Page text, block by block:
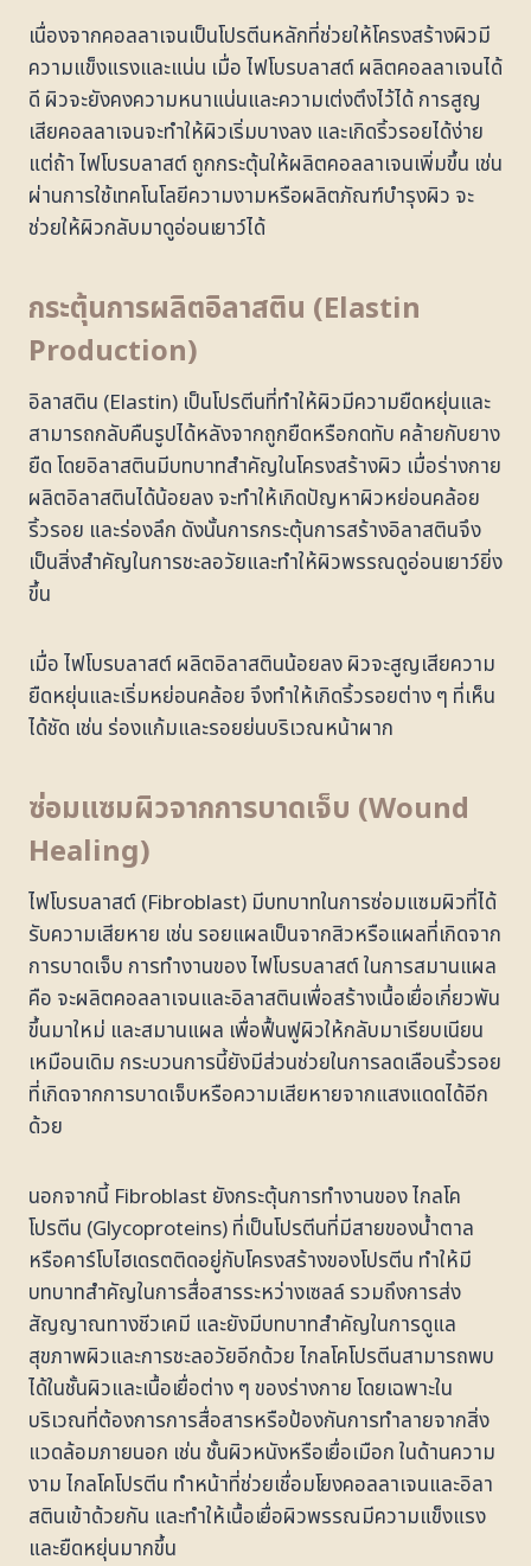
เนื่องจากคอลลาเจนเป็นโปรตีนหลักที่ช่วยให้โครงสร้างผิวมี
ความแข็งแรงและแน่น เมื่อ ไฟโบรบลาสต์ ผลิตคอลลาเจนได้
ดี ผิวจะยังคงความหนาแน่นและความเต่งตึงไว้ได้ การสูญ
เสียคอลลาเจนจะทำให้ผิวเริ่มบางลง และเกิดริ้วรอยได้ง่าย
แต่ถ้า ไฟโบรบลาสต์ ถูกกระตุ้นให้ผลิตคอลลาเจนเพิ่มขึ้น เช่น
ผ่านการใช้เทคโนโลยีความงามหรือผลิตภัณฑ์บำรุงผิว จะ
ช่วยให้ผิวกลับมาดูอ่อนเยาว์ได้
กระตุ้นการผลิตอิลาสติน (Elastin
Production)
อิลาสติน (Elastin) เป็นโปรตีนที่ทำให้ผิวมีความยืดหยุ่นและ
สามารถกลับคืนรูปได้หลังจากถูกยืดหรือกดทับ คล้ายกับยาง
ยืด โดยอิลาสตินมีบทบาทสำคัญในโครงสร้างผิว เมื่อร่างกาย
ผลิตอิลาสตินได้น้อยลง จะทำให้เกิดปัญหาผิวหย่อนคล้อย
ริ้วรอย และร่องลึก ดังนั้นการกระตุ้นการสร้างอิลาสตินจึง
เป็นสิ่งสำคัญในการชะลอวัยและทำให้ผิวพรรณดูอ่อนเยาว์ยิ่ง
ขึ้น
เมื่อ ไฟโบรบลาสต์ ผลิตอิลาสตินน้อยลง ผิวจะสูญเสียความ
ยืดหยุ่นและเริ่มหย่อนคล้อย จึงทำให้เกิดริ้วรอยต่าง ๆ ที่เห็น
ได้ชัด เช่น ร่องแก้มและรอยย่นบริเวณหน้าผาก
ซ่อมแซมผิวจากการบาดเจ็บ (Wound
Healing)
ไฟโบรบลาสต์ (Fibroblast) มีบทบาทในการซ่อมแซมผิวที่ได้
รับความเสียหาย เช่น รอยแผลเป็นจากสิวหรือแผลที่เกิดจาก
การบาดเจ็บ การทำงานของ ไฟโบรบลาสต์ ในการสมานแผล
คือ จะผลิตคอลลาเจนและอิลาสตินเพื่อสร้างเนื้อเยื่อเกี่ยวพัน
ขึ้นมาใหม่ และสมานแผล เพื่อฟื้นฟูผิวให้กลับมาเรียบเนียน
เหมือนเดิม กระบวนการนี้ยังมีส่วนช่วยในการลดเลือนริ้วรอย
ที่เกิดจากการบาดเจ็บหรือความเสียหายจากแสงแดดได้อีก
ด้วย
นอกจากนี้ Fibroblast ยังกระตุ้นการทำงานของ ไกลโค
โปรตีน (Glycoproteins) ที่เป็นโปรตีนที่มีสายของน้ำตาล
หรือคาร์โบไฮเดรตติดอยู่กับโครงสร้างของโปรตีน ทำให้มี
บทบาทสำคัญในการสื่อสารระหว่างเซลล์ รวมถึงการส่ง
สัญญาณทางชีวเคมี และยังมีบทบาทสำคัญในการดูแล
สุขภาพผิวและการชะลอวัยอีกด้วย ไกลโคโปรตีนสามารถพบ
ได้ในชั้นผิวและเนื้อเยื่อต่าง ๆ ของร่างกาย โดยเฉพาะใน
บริเวณที่ต้องการการสื่อสารหรือป้องกันการทำลายจากสิ่ง
แวดล้อมภายนอก เช่น ชั้นผิวหนังหรือเยื่อเมือก ในด้านความ
งาม ไกลโคโปรตีน ทำหน้าที่ช่วยเชื่อมโยงคอลลาเจนและอิลา
สตินเข้าด้วยกัน และทำให้เนื้อเยื่อผิวพรรณมีความแข็งแรง
และยืดหยุ่นมากขึ้น